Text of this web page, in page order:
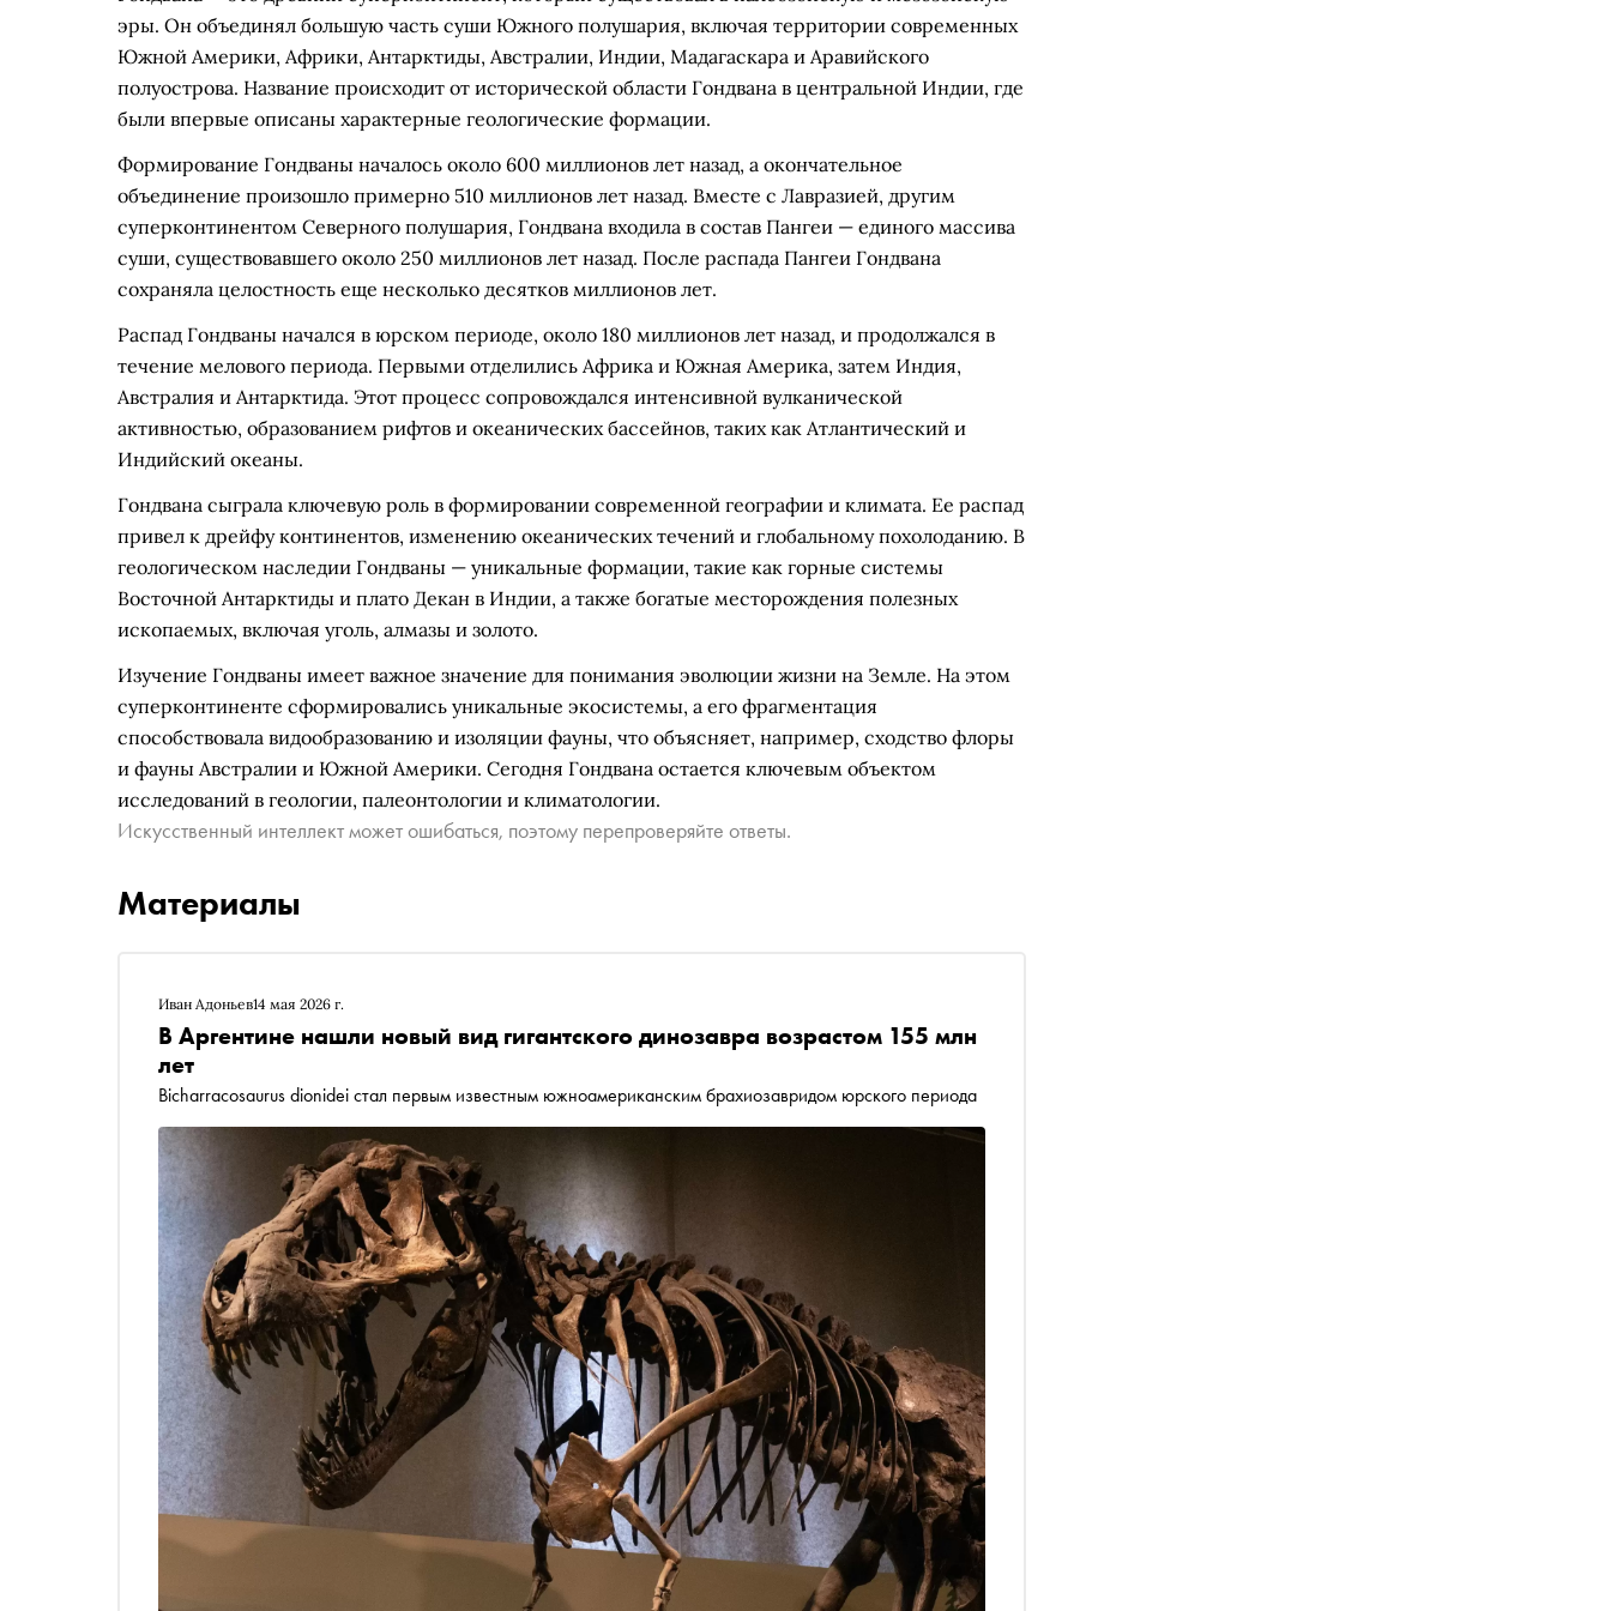
эры. Он объединял большую часть суши Южного полушария, включая территории современных
Южной Америки, Африки, Антарктиды, Австралии, Индии, Мадагаскара и Аравийского
полуострова. Название происходит от исторической области Гондвана в центральной Индии, где
были впервые описаны характерные геологические формации.
Формирование Гондваны началось около 600 миллионов лет назад, а окончательное
объединение произошло примерно 510 миллионов лет назад. Вместе с Лавразией, другим
суперконтинентом Северного полушария, Гондвана входила в состав Пангеи — единого массива
суши, существовавшего около 250 миллионов лет назад. После распада Пангеи Гондвана
сохраняла целостность еще несколько десятков миллионов лет.
Распад Гондваны начался в юрском периоде, около 180 миллионов лет назад, и продолжался в
течение мелового периода. Первыми отделились Африка и Южная Америка, затем Индия,
Австралия и Антарктида. Этот процесс сопровождался интенсивной вулканической
активностью, образованием рифтов и океанических бассейнов, таких как Атлантический и
Индийский океаны.
Гондвана сыграла ключевую роль в формировании современной географии и климата. Ее распад
привел к дрейфу континентов, изменению океанических течений и глобальному похолоданию. В
геологическом наследии Гондваны — уникальные формации, такие как горные системы
Восточной Антарктиды и плато Декан в Индии, а также богатые месторождения полезных
ископаемых, включая уголь, алмазы и золото.
Изучение Гондваны имеет важное значение для понимания эволюции жизни на Земле. На этом
суперконтиненте сформировались уникальные экосистемы, а его фрагментация
способствовала видообразованию и изоляции фауны, что объясняет, например, сходство флоры
и фауны Австралии и Южной Америки. Сегодня Гондвана остается ключевым объектом
исследований в геологии, палеонтологии и климатологии.
Искусственный интеллект может ошибаться, поэтому перепроверяйте ответы.
Материалы
Иван Адоньев14 мая 2026 г.
В Аргентине нашли новый вид гигантского динозавра возрастом 155 млн
лет
Bicharracosaurus dionidei стал первым известным южноамериканским брахиозавридом юрского периода